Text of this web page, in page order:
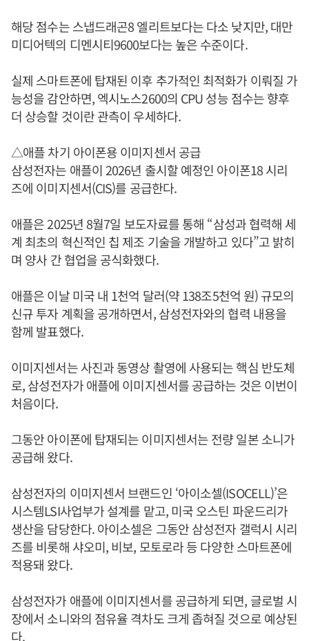
해당 점수는 스냅드래곤8 엘리트보다는 다소 낮지만, 대만
미디어텍의 디멘시티9600보다는 높은 수준이다.
실제 스마트폰에 탑재된 이후 추가적인 최적화가 이뤄질 가
능성을 감안하면, 엑시노스2600의 CPU 성능 점수는 향후
더 상승할 것이란 관측이 우세하다.
△애플 차기 아이폰용 이미지센서 공급
삼성전자는 애플이 2026년 출시할 예정인 아이폰18 시리
즈에 이미지센서(CIS)를 공급한다.
애플은 2025년 8월7일 보도자료를 통해 “삼성과 협력해 세
계 최초의 혁신적인 칩 제조 기술을 개발하고 있다”고 밝히
며 양사 간 협업을 공식화했다.
애플은 이날 미국 내 1천억 달러(약 138조5천억 원) 규모의
신규 투자 계획을 공개하면서, 삼성전자와의 협력 내용을
함께 발표했다.
이미지센서는 사진과 동영상 촬영에 사용되는 핵심 반도체
로, 삼성전자가 애플에 이미지센서를 공급하는 것은 이번이
처음이다.
그동안 아이폰에 탑재되는 이미지센서는 전량 일본 소니가
공급해 왔다.
삼성전자의 이미지센서 브랜드인 ‘아이소셀(ISOCELL)’은
시스템LSI사업부가 설계를 맡고, 미국 오스틴 파운드리가
생산을 담당한다. 아이소셀은 그동안 삼성전자 갤럭시 시리
즈를 비롯해 샤오미, 비보, 모토로라 등 다양한 스마트폰에
적용돼 왔다.
삼성전자가 애플에 이미지센서를 공급하게 되면, 글로벌 시
장에서 소니와의 점유율 격차도 크게 좁혀질 것으로 예상된
다.